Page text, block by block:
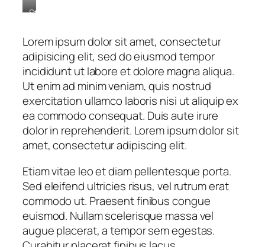
Stet
kasd
gubergren,
no
sea
sanctus
est
labore
et
dolore.
By
Smith
Lorem ipsum dolor sit amet, consectetur
adipisicing elit, sed do eiusmod tempor
incididunt ut labore et dolore magna aliqua.
Ut enim ad minim veniam, quis nostrud
exercitation ullamco laboris nisi ut aliquip ex
ea commodo consequat. Duis aute irure
dolor in reprehenderit. Lorem ipsum dolor sit
amet, consectetur adipiscing elit.
Etiam vitae leo et diam pellentesque porta.
Sed eleifend ultricies risus, vel rutrum erat
commodo ut. Praesent finibus congue
euismod. Nullam scelerisque massa vel
augue placerat, a tempor sem egestas.